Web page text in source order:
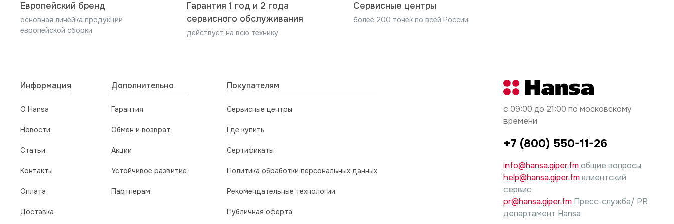
Европейский бренд
основная линейка продукции
европейской сборки
Гарантия 1 год и 2 года
сервисного обслуживания
действует на всю технику
Сервисные центры
более 200 точек по всей России
Информация
О Hansa
Новости
Статьи
Контакты
Оплата
Доставка
Дополнительно
Гарантия
Обмен и возврат
Акции
Устойчивое развитие
Партнерам
Покупателям
Сервисные центры
Где купить
Сертификаты
Политика обработки персональных данных
Рекомендательные технологии
Публичная оферта
с 09:00 до 21:00 по московскому
времени
+7 (800) 550-11-26
info@hansa.giper.fm общие вопросы
help@hansa.giper.fm клиентский
сервис
pr@hansa.giper.fm Пресс-служба/ PR
департамент Hansa